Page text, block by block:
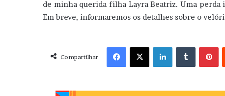
de minha querida filha Layra Beatriz. Uma
Em breve, informaremos os detalhes sobre o
Compartilhar
Facebook X Linkedin